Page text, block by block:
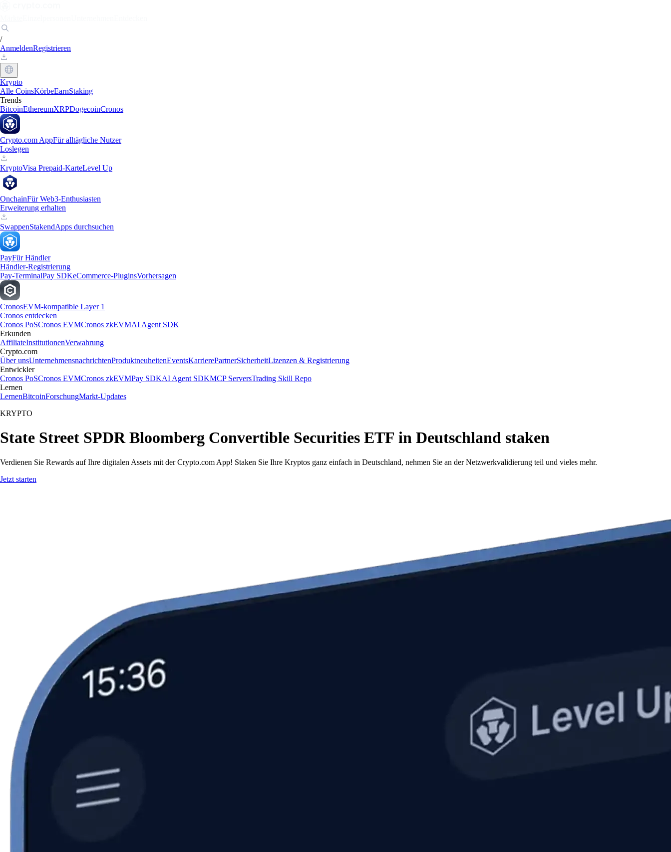
/
AnmeldenRegistrieren
Krypto
Alle CoinsKörbeEarnStaking
Trends
BitcoinEthereumXRPDogecoinCronos
Crypto.com AppFür alltägliche Nutzer
Loslegen
KryptoVisa Prepaid-KarteLevel Up
OnchainFür Web3-Enthusiasten
Erweiterung erhalten
SwappenStakendApps durchsuchen
PayFür Händler
Händler-Registrierung
Pay-TerminalPay SDKeCommerce-PluginsVorhersagen
CronosEVM-kompatible Layer 1
Cronos entdecken
Cronos PoSCronos EVMCronos zkEVMAI Agent SDK
Erkunden
AffiliateInstitutionenVerwahrung
Crypto.com
Über unsUnternehmensnachrichtenProduktneuheitenEventsKarrierePartnerSicherheitLizenzen & Registrierung
Entwickler
Cronos PoSCronos EVMCronos zkEVMPay SDKAI Agent SDKMCP ServersTrading Skill Repo
Lernen
LernenBitcoinForschungMarkt-Updates
KRYPTO
State Street SPDR Bloomberg Convertible Securities ETF in Deutschland staken
Verdienen Sie Rewards auf Ihre digitalen Assets mit der Crypto.com App! Staken Sie Ihre Kryptos ganz einfach in Deutschland, nehmen Sie an der Netzwerkvalidierung teil und vieles mehr.
Jetzt starten